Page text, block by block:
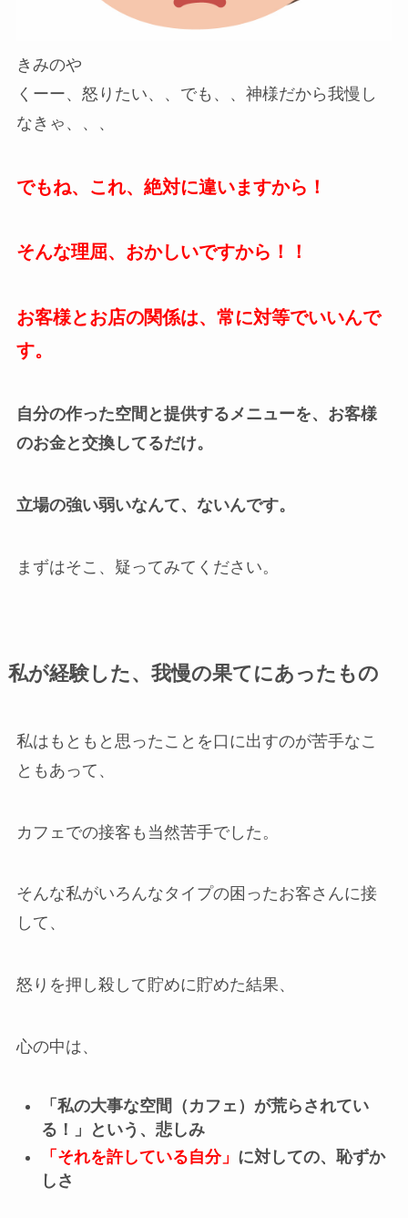
きみのや
くーー、怒りたい、、でも、、神様だから我慢し
なきゃ、、、
でもね、これ、絶対に違いますから！
そんな理屈、おかしいですから！！
お客様とお店の関係は、常に対等でいいんで
す。
自分の作った空間と提供するメニューを、お客様
のお金と交換してるだけ。
立場の強い弱いなんて、ないんです。
まずはそこ、疑ってみてください。
私が経験した、我慢の果てにあったもの
私はもともと思ったことを口に出すのが苦手なこ
ともあって、
カフェでの接客も当然苦手でした。
そんな私がいろんなタイプの困ったお客さんに接
して、
怒りを押し殺して貯めに貯めた結果、
心の中は、
「私の大事な空間（カフェ）が荒らされてい
る！」という、悲しみ
「それを許している自分」 に対しての、恥ずか
しさ